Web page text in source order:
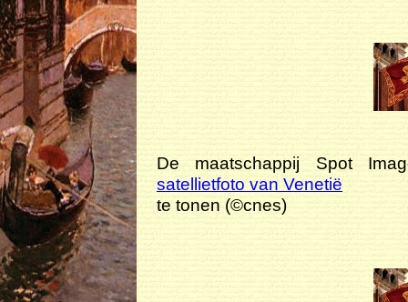
De maatschappij Spot
satellietfoto van Venetië
te tonen (©cnes)